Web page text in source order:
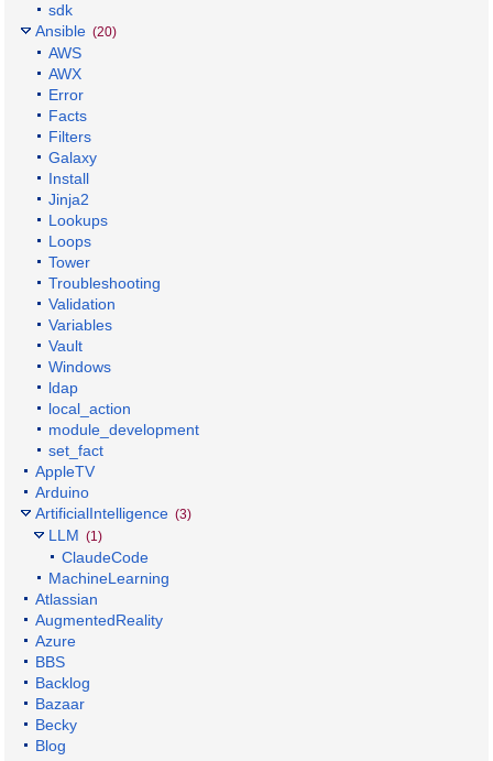
sdk
Ansible (20)
AWS
AWX
Error
Facts
Filters
Galaxy
Install
Jinja2
Lookups
Loops
Tower
Troubleshooting
Validation
Variables
Vault
Windows
ldap
local_action
module_development
set_fact
AppleTV
Arduino
ArtificialIntelligence (3)
LLM (1)
ClaudeCode
MachineLearning
Atlassian
AugmentedReality
Azure
BBS
Backlog
Bazaar
Becky
Blog